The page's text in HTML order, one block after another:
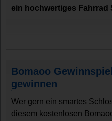
ein hochwertiges Fahrrad
Bomaoo
gewinnen
Wer gern ein smartes
diesem kostenlosen